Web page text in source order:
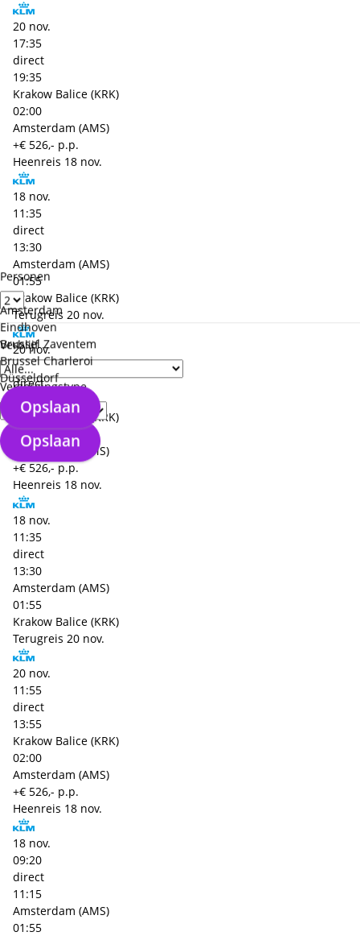
Personen
Verblijf
Verzorgingstype
Opslaan
Amsterdam
Eindhoven
Brussel Zaventem
Brussel Charleroi
Düsseldorf
Opslaan
20 nov.
17:35
direct
19:35
Krakow Balice (KRK)
02:00
Amsterdam (AMS)
+€ 526,- p.p.
Heenreis 18 nov.
18 nov.
11:35
direct
13:30
Amsterdam (AMS)
01:55
Krakow Balice (KRK)
Terugreis 20 nov.
20 nov.
14:00
direct
16:00
Krakow Balice (KRK)
02:00
Amsterdam (AMS)
+€ 526,- p.p.
Heenreis 18 nov.
18 nov.
11:35
direct
13:30
Amsterdam (AMS)
01:55
Krakow Balice (KRK)
Terugreis 20 nov.
20 nov.
11:55
direct
13:55
Krakow Balice (KRK)
02:00
Amsterdam (AMS)
+€ 526,- p.p.
Heenreis 18 nov.
18 nov.
09:20
direct
11:15
Amsterdam (AMS)
01:55